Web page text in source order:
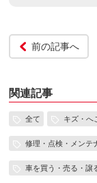
前の記事へ
関連記事
全て キズ・へ
修理・点検・メンテ
車を買う・売る・譲